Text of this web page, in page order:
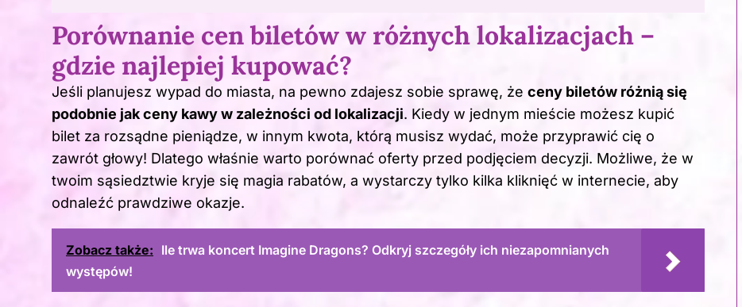
Porównanie cen biletów w różnych lokalizacjach –
gdzie najlepiej kupować?
Jeśli planujesz wypad do miasta, na pewno zdajesz sobie sprawę, że ceny biletów różnią się
podobnie jak ceny kawy w zależności od lokalizacji. Kiedy w jednym mieście możesz kupić
bilet za rozsądne pieniądze, w innym kwota, którą musisz wydać, może przyprawić cię o
zawrót głowy! Dlatego właśnie warto porównać oferty przed podjęciem decyzji. Możliwe, że w
twoim sąsiedztwie kryje się magia rabatów, a wystarczy tylko kilka kliknięć w internecie, aby
odnaleźć prawdziwe okazje.
Zobacz także: Ile trwa koncert Imagine Dragons? Odkryj szczegóły ich niezapomnianych
występów!